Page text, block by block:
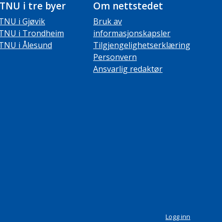
i tre byer
i Gjøvik
i Trondheim
i Ålesund
Om nettstedet
Bruk av
informasjonskapsler
Tilgjengelighetserklæring
Personvern
Ansvarlig redaktør
Logg inn